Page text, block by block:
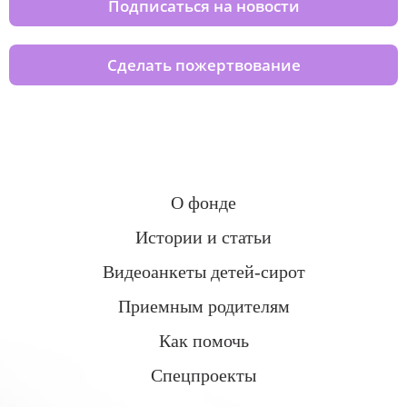
Подписаться на новости
Сделать пожертвование
О фонде
Истории и статьи
Видеоанкеты детей-сирот
Приемным родителям
Как помочь
Спецпроекты